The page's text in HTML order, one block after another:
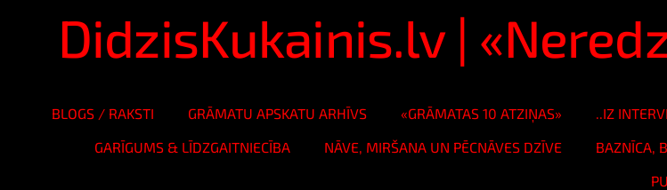
DidzisKukainis.lv |
BLOGS / RAKSTI GRĀMATU APSKATU ARHĪVS «GRĀMATAS 10 ATZIŅAS» ..IZ
GARĪGUMS & LĪDZGAITNIECĪBA
NĀVE, MIRŠANA UN PĒCNĀVES DZĪVE BAZNĪCA,